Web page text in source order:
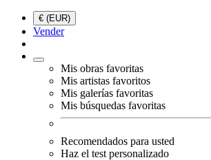
€ (EUR)
Vender
Mis obras favoritas
Mis artistas favoritos
Mis galerías favoritas
Mis búsquedas favoritas
Recomendados para usted
Haz el test personalizado